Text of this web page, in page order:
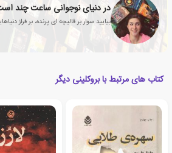
در دنیای نوجوانی ساعت چند
بیایید سوار بر قالیچه ای پرنده، بر فراز
کتاب های مرتبط با بروکلینی دیگر